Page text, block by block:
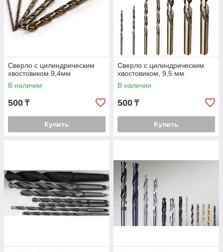
Сверло с цилиндрическим
хвостовиком 9,4мм
В наличии
500 ₸
Купить
Сверло с цилиндрическим
хвостовиком, 9,5 мм
В наличии
500 ₸
Купить